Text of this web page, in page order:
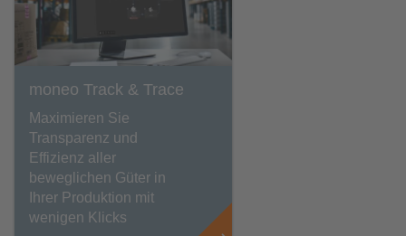
moneo Track & Trace
Maximieren Sie
Transparenz und
Effizienz aller
beweglichen Güter in
Ihrer Produktion mit
wenigen Klicks